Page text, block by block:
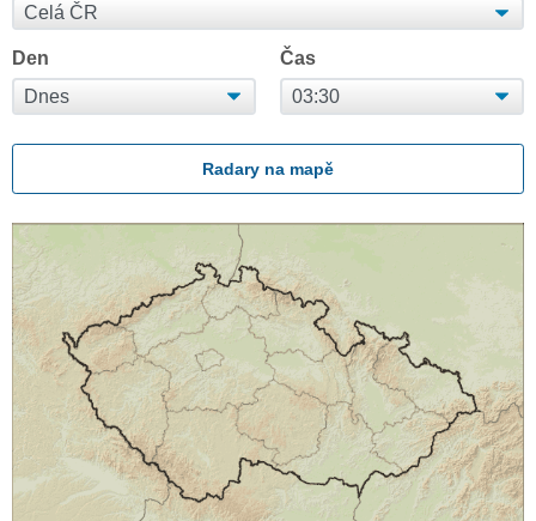
Den Čas
Radary na mapě